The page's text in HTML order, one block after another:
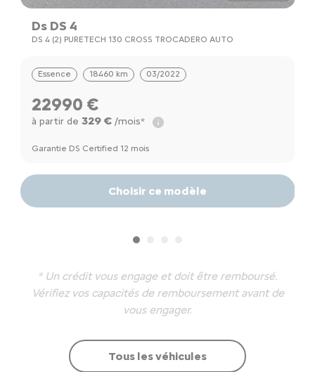
Ds DS 4
DS 4 (2) PURETECH 130 CROSS TROCADERO AUTO
Essence 18460 km 03/2022
22990 €
à partir de 329 €/mois*
Garantie DS Certified 12 mois
Choisir ce modèle
* Un crédit vous engage et doit être remboursé.
Vérifiez vos capacités de remboursement avant de
vous engager.
Tous les véhicules